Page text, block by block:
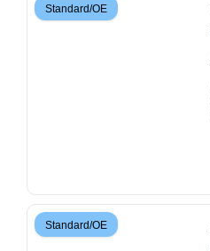
Standard/OE
Standard/OE